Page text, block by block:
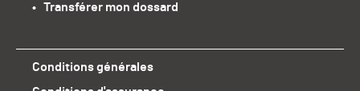
•   Transférer mon dossard
Conditions générales